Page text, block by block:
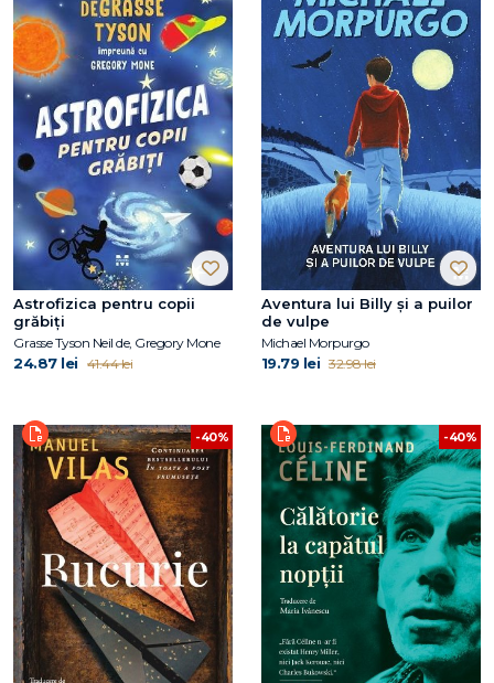
Astrofizica pentru copii
grăbiți
Grasse Tyson Neil de, Gregory Mone
24.87 lei 41.44 lei
Aventura lui Billy și a puilor
de vulpe
Michael Morpurgo
19.79 lei 32.98 lei
-40% -40%